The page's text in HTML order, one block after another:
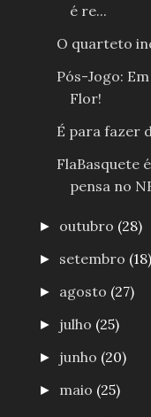
é re...
O quarteto
Pós-Jogo:
Flor!
É para fazer
FlaBasquete
pensa no
► outubro (28)
► setembro (18)
► agosto (27)
► julho (25)
► junho (20)
► maio (25)